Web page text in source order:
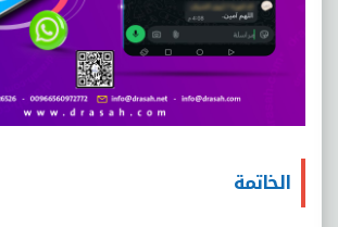
الخاتمة